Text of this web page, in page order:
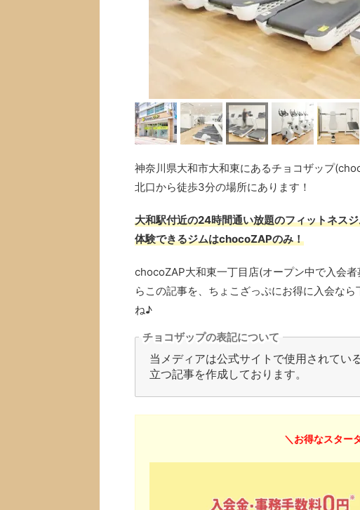
神奈川県大和市大和東にあるチョコザップ
北口から徒歩3分の場所にあります！
大和駅付近の24時間通い放題のフィットネス
体験できるジムはchocoZAPのみ！
chocoZAP大和東一丁目店(オープン中で入会
らこの記事を、ちょこざっぷにお得に入会な
ね♪
チョコザップの表記について
当メディアは公式サイトで使用されて
立つ記事を作成しております。
＼お得なスター